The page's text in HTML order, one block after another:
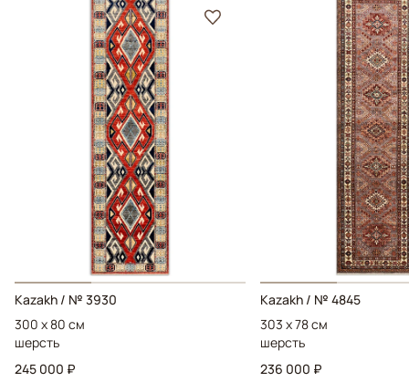
Kazakh / № 3930
300 x 80 см
шерсть
245 000 ₽
Kazakh / № 4845
303 x 78 см
шерсть
236 000 ₽